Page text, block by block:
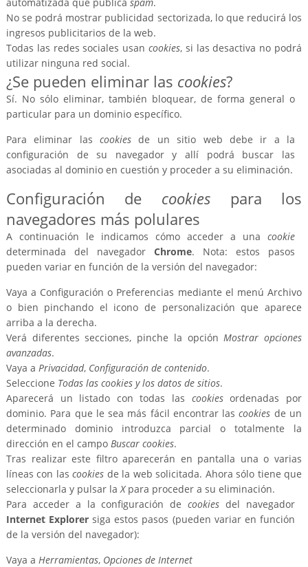
No se podrá mostrar publicidad sectorizada, lo que reducirá los
ingresos publicitarios de la web.
Todas las redes sociales usan cookies, si las desactiva no podrá
utilizar ninguna red social.
¿Se pueden eliminar las cookies?
Sí. No sólo eliminar, también bloquear, de forma general o
particular para un dominio específico.
Para eliminar lascookies de un sitio web debe ir a la
configuración de su navegador y allí podrá buscar las
asociadas al dominio en cuestión y proceder a su eliminación.
Configuración de cookies para los
navegadores más polulares
A continuación le indicamos cómo acceder a unacookie
determinada del navegador Chrome. Nota: estos pasos
pueden variar en función de la versión del navegador:
Vaya a Configuración o Preferencias mediante el menú Archivo
o bien pinchando el icono de personalización que aparece
arriba a la derecha.
Verá diferentes secciones, pinche la opciónMostrar opciones
avanzadas.
Vaya a Privacidad, Configuración de contenido.
Seleccione Todas las cookiesy los datos de sitios.
Aparecerá un listado con todas las cookiesordenadas por
dominio. Para que le sea más fácil encontrar lascookies de un
determinado dominio introduzca parcial o totalmente la
dirección en el campo Buscar cookies.
Tras realizar este filtro aparecerán en pantalla una o varias
líneas con lascookies de la web solicitada. Ahora sólo tiene que
seleccionarla y pulsar laXpara proceder a su eliminación.
Para acceder a la configuración decookies del navegador
Internet Explorer siga estos pasos (pueden variar en función
de la versión del navegador):
Vaya a Herramientas, Opciones de Internet